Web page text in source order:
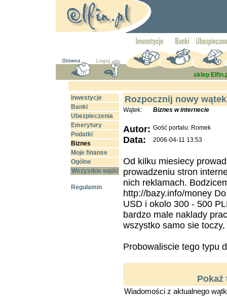
sklep
Inwestycje
Banki
Ubezpieczenia
Emerytury
Podatki
Biznes
Moje finanse
Ogólne
Wszystkie wątki
Regulamin
Rozpocznij nowy wątek
Wątek: Biznes w internecie
Autor: Gość portalu: Romek
Data: 2006-04-11 13:53
Od kilku miesiecy
prowadzeniu stron
nich reklamach.
http://bazy.info/money
USD i okolo 300 - 500
bardzo male naklady
wszystko samo sie
Probowaliscie tego typu
Wiadomości z aktualnego